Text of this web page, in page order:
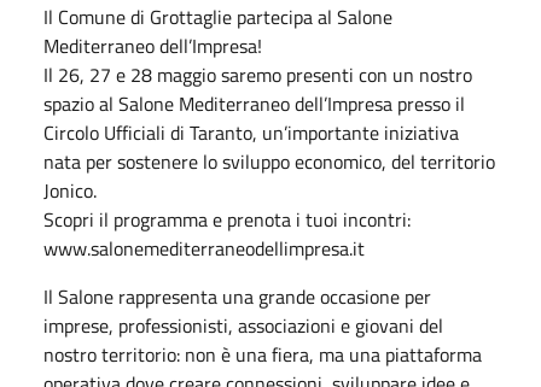
Il Comune di Grottaglie partecipa al Salone
Mediterraneo dell’Impresa!
Il 26, 27 e 28 maggio saremo presenti con un nostro
spazio al Salone Mediterraneo dell’Impresa presso il
Circolo Ufficiali di Taranto, un’importante iniziativa
nata per sostenere lo sviluppo economico, del territorio
Jonico.
Scopri il programma e prenota i tuoi incontri:
www.salonemediterraneodellimpresa.it
Il Salone rappresenta una grande occasione per
imprese, professionisti, associazioni e giovani del
nostro territorio: non è una fiera, ma una piattaforma